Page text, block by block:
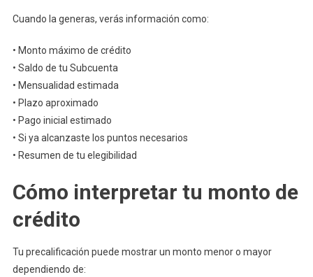
Cuando la generas, verás información como:
• Monto máximo de crédito
• Saldo de tu Subcuenta
• Mensualidad estimada
• Plazo aproximado
• Pago inicial estimado
• Si ya alcanzaste los puntos necesarios
• Resumen de tu elegibilidad
Cómo interpretar tu monto de
crédito
Tu precalificación puede mostrar un monto menor o mayor
dependiendo de: